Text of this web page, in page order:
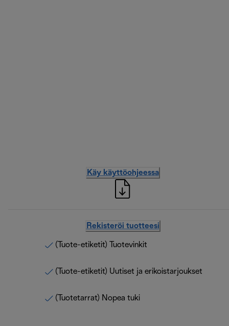
Käy käyttöohjeessa
Rekisteröi tuotteesi
(Tuote-etiketit) Tuotevinkit
(Tuote-etiketit) Uutiset ja erikoistarjoukset
(Tuotetarrat) Nopea tuki